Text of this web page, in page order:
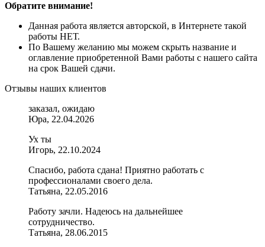
Обратите внимание!
Данная работа является авторской, в Интернете такой
работы НЕТ.
По Вашему желанию мы можем скрыть название и
оглавление приобретенной Вами работы с нашего сайта
на срок Вашей сдачи.
Отзывы наших клиентов
заказал, ожидаю
Юра, 22.04.2026
Ух ты
Игорь, 22.10.2024
Спасибо, работа сдана! Приятно работать с
профессионалами своего дела.
Татьяна, 22.05.2016
Работу зачли. Надеюсь на дальнейшее
сотрудничество.
Татьяна, 28.06.2015